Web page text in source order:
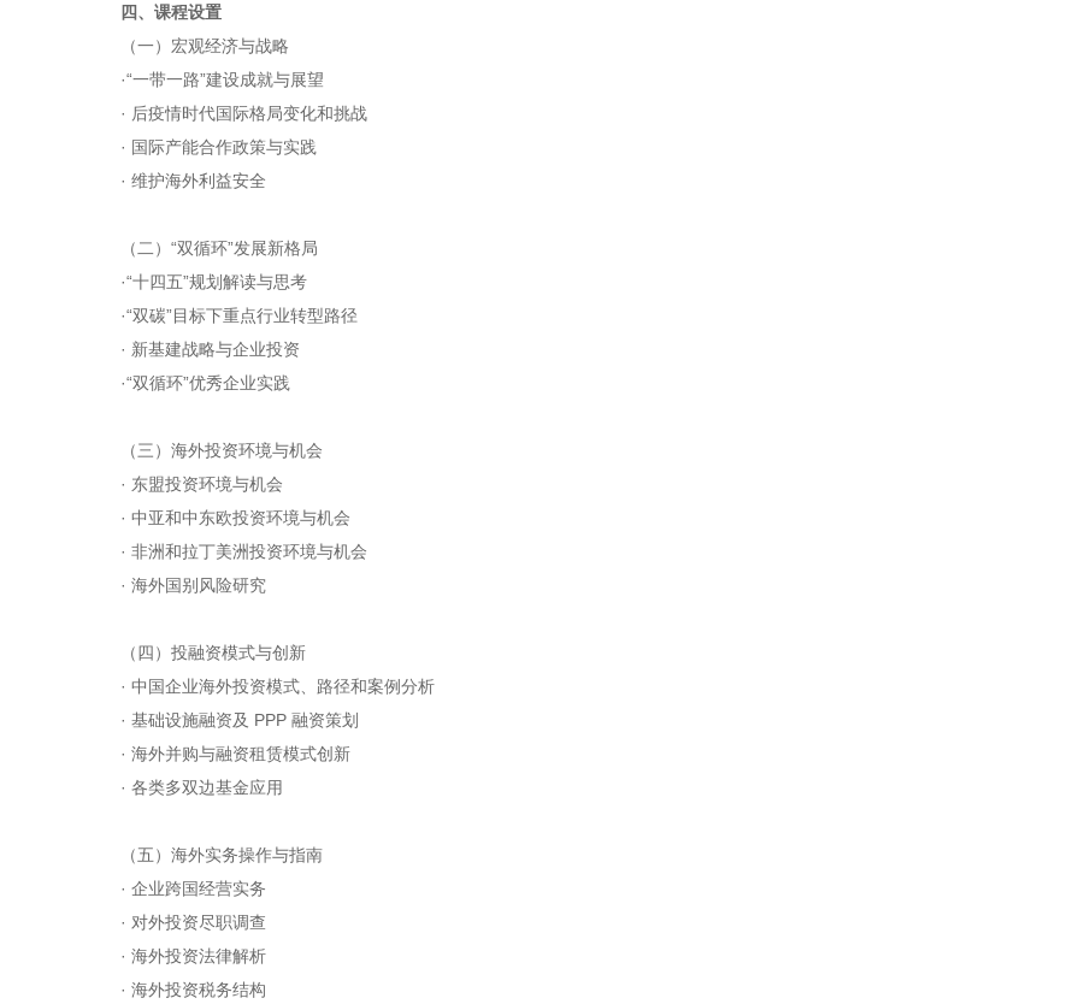
四、课程设置
（一）宏观经济与战略
·“一带一路”建设成就与展望
· 后疫情时代国际格局变化和挑战
· 国际产能合作政策与实践
· 维护海外利益安全
（二）“双循环”发展新格局
·“十四五”规划解读与思考
·“双碳”目标下重点行业转型路径
· 新基建战略与企业投资
·“双循环”优秀企业实践
（三）海外投资环境与机会
· 东盟投资环境与机会
· 中亚和中东欧投资环境与机会
· 非洲和拉丁美洲投资环境与机会
· 海外国别风险研究
（四）投融资模式与创新
· 中国企业海外投资模式、路径和案例分析
· 基础设施融资及 PPP 融资策划
· 海外并购与融资租赁模式创新
· 各类多双边基金应用
（五）海外实务操作与指南
· 企业跨国经营实务
· 对外投资尽职调查
· 海外投资法律解析
· 海外投资税务结构